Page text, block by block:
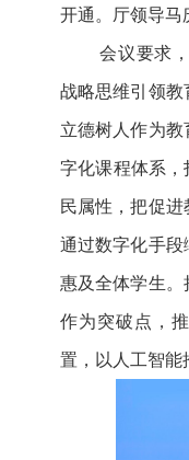
开通。厅领导马
会议要求
战略思维引领教
立德树人作为
字化课程体系，
民属性，把促进
通过数字化手段
惠及全体学生。
作为突破点，
置，以人工智能